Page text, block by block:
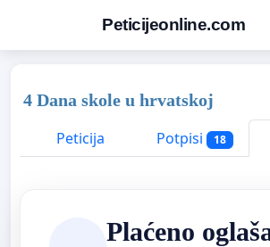
Peticijeonline.com
4 Dana skole u hrvatskoj
Peticija
Potpisi 18
Plaćeno